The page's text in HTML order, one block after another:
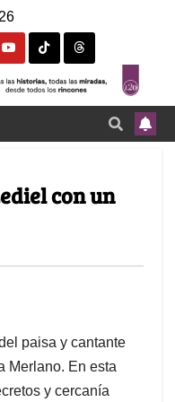
con un
paisa y cantante
Merlano. En esta
y cercanía